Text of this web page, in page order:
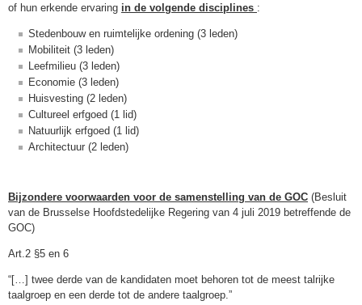
of hun erkende ervaring in de volgende disciplines :
Stedenbouw en ruimtelijke ordening (3 leden)
Mobiliteit (3 leden)
Leefmilieu (3 leden)
Economie (3 leden)
Huisvesting (2 leden)
Cultureel erfgoed (1 lid)
Natuurlijk erfgoed (1 lid)
Architectuur (2 leden)
Bijzondere voorwaarden voor de samenstelling van de GOC (Besluit
van de Brusselse Hoofdstedelijke Regering van 4 juli 2019 betreffende de
GOC)
Art.2 §5 en 6
“[…] twee derde van de kandidaten moet behoren tot de meest talrijke
taalgroep en een derde tot de andere taalgroep.”